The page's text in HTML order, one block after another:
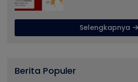
Selengkapnya
Berita Populer